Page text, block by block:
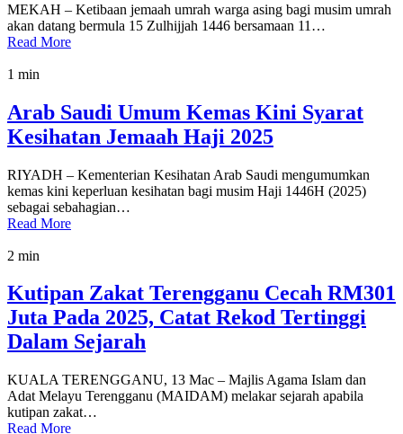
MEKAH – Ketibaan jemaah umrah warga asing bagi musim umrah
akan datang bermula 15 Zulhijjah 1446 bersamaan 11…
Read More
1 min
Arab Saudi Umum Kemas Kini Syarat
Kesihatan Jemaah Haji 2025
RIYADH – Kementerian Kesihatan Arab Saudi mengumumkan
kemas kini keperluan kesihatan bagi musim Haji 1446H (2025)
sebagai sebahagian…
Read More
2 min
Kutipan Zakat Terengganu Cecah RM301
Juta Pada 2025, Catat Rekod Tertinggi
Dalam Sejarah
KUALA TERENGGANU, 13 Mac – Majlis Agama Islam dan
Adat Melayu Terengganu (MAIDAM) melakar sejarah apabila
kutipan zakat…
Read More